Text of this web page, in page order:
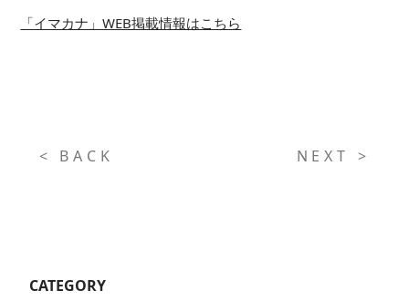
「イマカナ」WEB掲載情報はこちら
< BACK NEXT >
CATEGORY